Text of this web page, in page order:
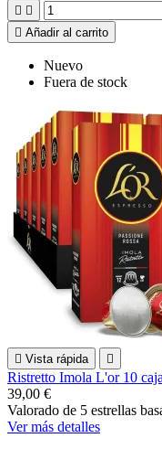
 
 Añadir al carrito
Nuevo
Fuera de stock
 Vista rápida 
Ristretto Imola L'or 10
39,00 €
Valorado de 5 estrellas
Ver más detalles